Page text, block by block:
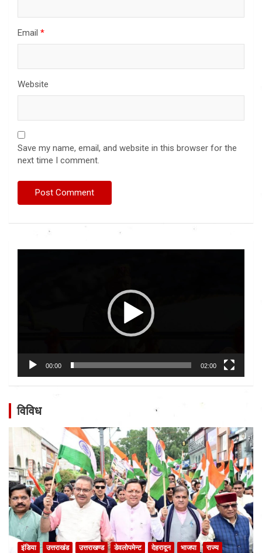
Email *
Website
Save my name, email, and website in this browser for the
next time I comment.
00:00 02:00
विविध
इंडिया उत्तराखंड उत्तराखण्ड डेवलोपमेन्ट देहरादून भाजपा
राज्य